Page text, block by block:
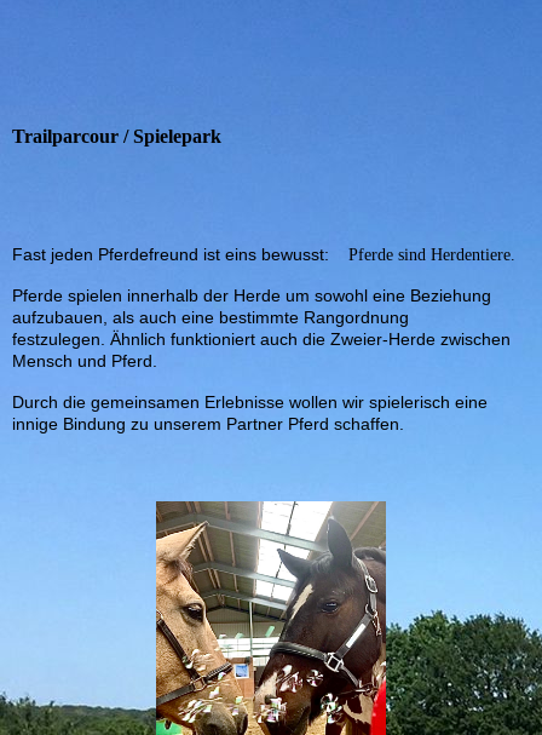
Trailparcour / Spielepark
Fast jeden Pferdefreund ist eins bewusst: Pferde sind Herdentiere.
Pferde spielen innerhalb der Herde um sowohl eine Beziehung
aufzubauen, als auch eine bestimmte Rangordnung
festzulegen. Ähnlich funktioniert auch die Zweier-Herde zwischen
Mensch und Pferd.
Durch die gemeinsamen Erlebnisse wollen wir spielerisch eine
innige Bindung zu unserem Partner Pferd schaffen.